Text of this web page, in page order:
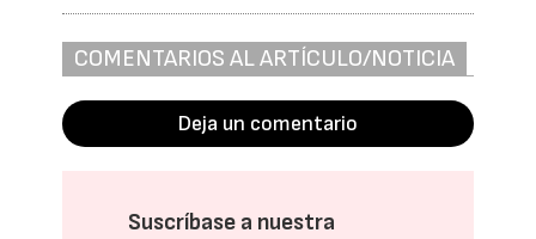
COMENTARIOS AL ARTÍCULO/NOTICIA
Deja un comentario
Suscríbase a nuestra